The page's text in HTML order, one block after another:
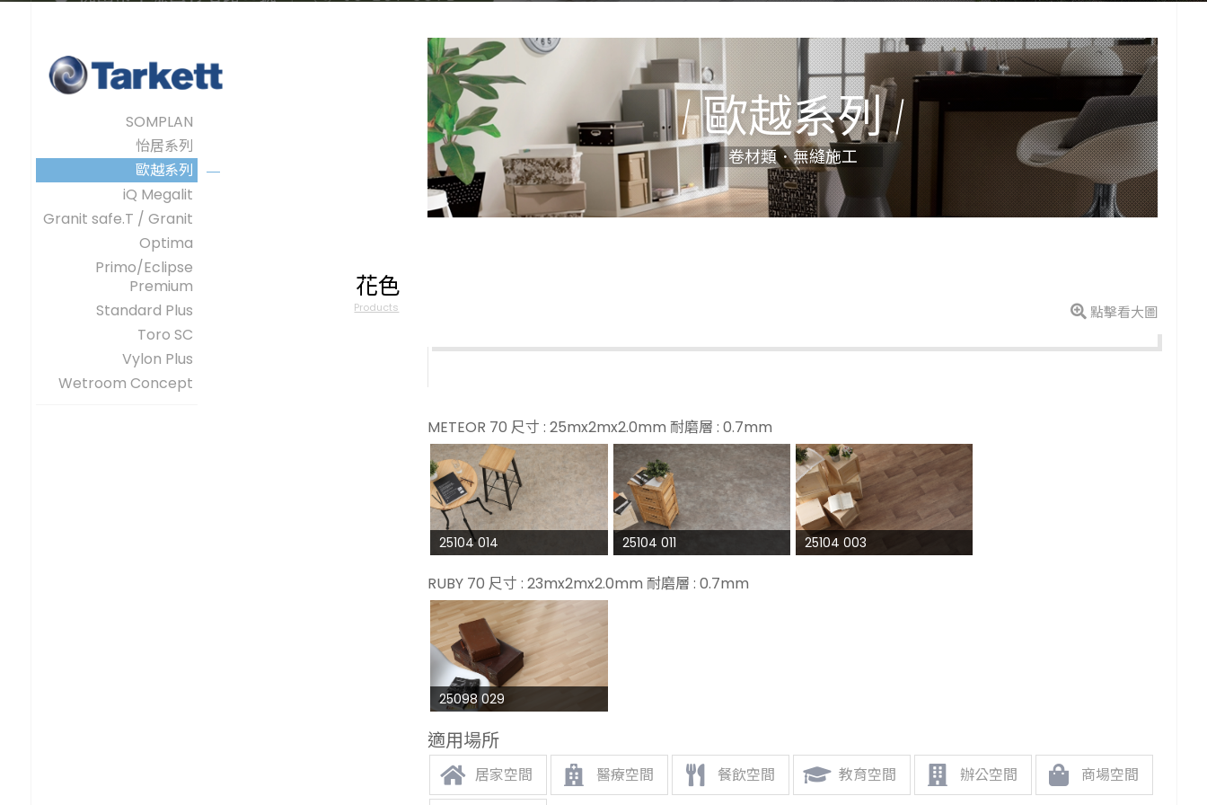
SOMPLAN
怡居系列
歐越系列
iQ Megalit
Granit safe.T / Granit
Optima
Primo/Eclipse
Premium
Standard Plus
Toro SC
Vylon Plus
Wetroom Concept
歐越系列
卷材類．無縫施工
花色
Products 點擊看大圖
METEOR 70 尺寸 : 25mx2mx2.0mm 耐磨層 : 0.7mm
25104 014 25104 011 25104 003
RUBY 70 尺寸 : 23mx2mx2.0mm 耐磨層 : 0.7mm
25098 029
適用場所
居家空間 醫療空間 餐飲空間 教育空間 辦公空間 商場空間